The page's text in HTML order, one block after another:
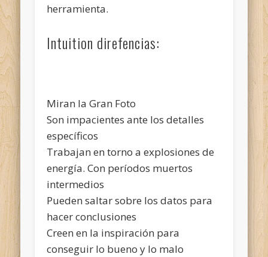
herramienta.
Intuition direfencias:
Miran la Gran Foto
Son impacientes ante los detalles
específicos
Trabajan en torno a explosiones de
energía. Con períodos muertos
intermedios
Pueden saltar sobre los datos para
hacer conclusiones
Creen en la inspiración para
conseguir lo bueno y lo malo